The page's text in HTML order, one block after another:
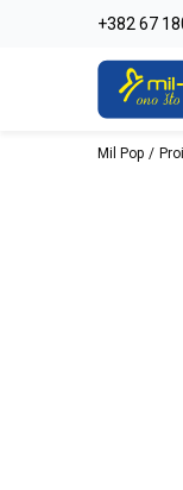
+382 67
Mil Pop